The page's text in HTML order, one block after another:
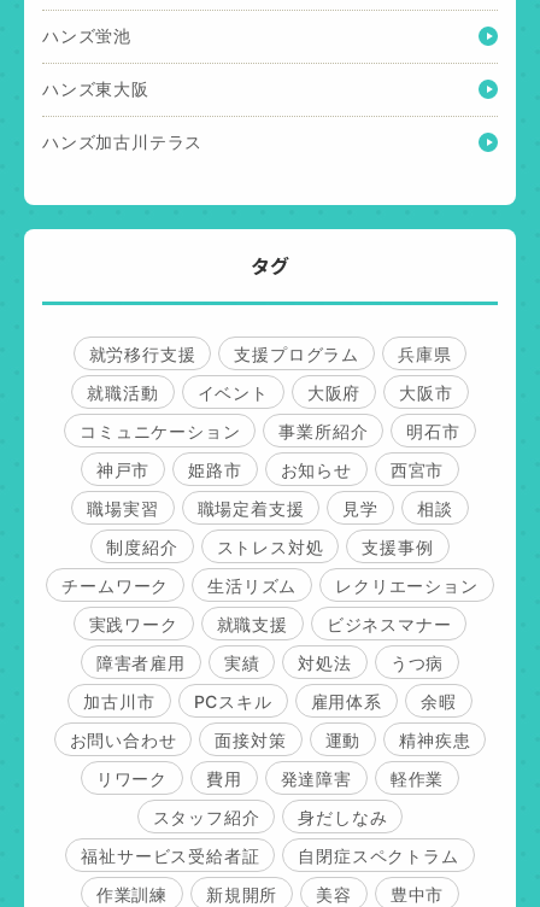
ハンズ蛍池
ハンズ東大阪
ハンズ加古川テラス
タグ
就労移行支援 支援プログラム
兵庫県
就職活動
イベント 大阪府
大阪市
コミュニケーション
事業所紹介
明石市
神戸市
姫路市 お知らせ
西宮市
職場実習
職場定着支援 見学
相談
制度紹介
ストレス対処
支援事例
チームワーク
生活リズム
レクリエーション
実践ワーク
就職支援
ビジネスマナー
障害者雇用
実績 対処法
うつ病
加古川市
PCスキル 雇用体系
余暇
お問い合わせ
面接対策 運動
精神疾患
リワーク
費用 発達障害
軽作業
スタッフ紹介
身だしなみ
福祉サービス受給者証
自閉症スペクトラム
作業訓練
新規開所 美容
豊中市